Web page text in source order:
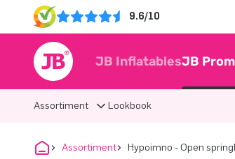
9.6/10
JB InflatablesJB
Assortiment Lookbook
Assortiment Hypoimno - Open